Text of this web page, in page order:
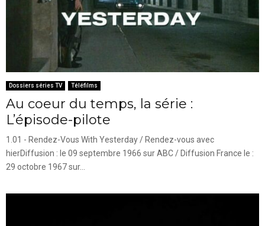
Dossiers séries TV Téléfilms
Au coeur du temps, la série :
L’épisode-pilote
1.01 - Rendez-Vous With Yesterday / Rendez-vous avec
hierDiffusion : le 09 septembre 1966 sur ABC / Diffusion France le :
29 octobre 1967 sur...